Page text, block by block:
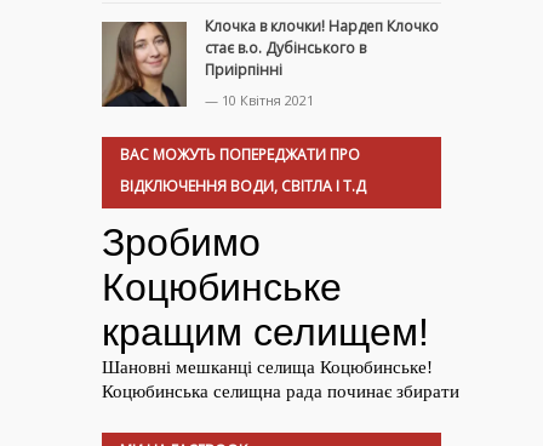
Клочка в клочки! Нардеп Клочко
стає в.о. Дубінського в
Приірпінні
— 10 Квітня 2021
ВАС МОЖУТЬ ПОПЕРЕДЖАТИ ПРО
ВІДКЛЮЧЕННЯ ВОДИ, СВІТЛА І Т.Д